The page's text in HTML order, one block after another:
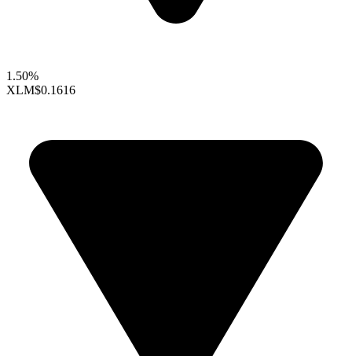
1.50%
XLM$0.1616